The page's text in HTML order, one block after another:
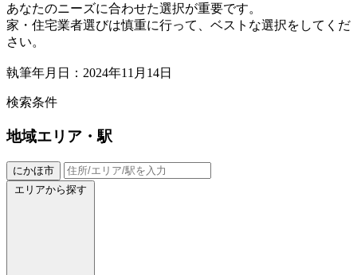
あなたのニーズに合わせた選択が重要です。
家・住宅業者選びは慎重に行って、ベストな選択をしてくだ
さい。
執筆年月日：2024年11月14日
検索条件
地域エリア・駅
にかほ市
エリアから探す